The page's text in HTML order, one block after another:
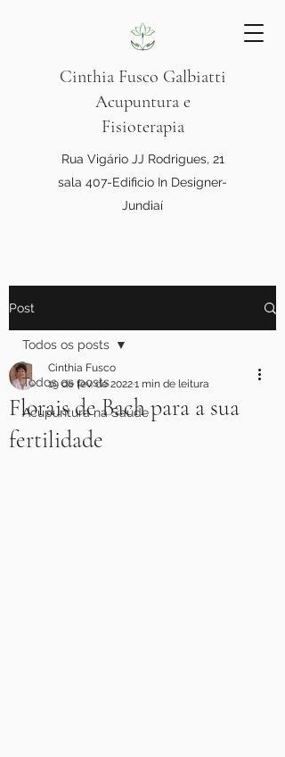
Cinthia Fusco Galbiatti
Acupuntura e
Fisioterapia
Rua Vigário JJ Rodrigues, 21
sala 407-Edificio In Designer-
Jundiaí
Post
Todos os posts
Acupuntura na Saúde
Todos os posts
Florais de Bach para a sua
fertilidade
Cinthia Fusco
19 de fev. de 20221 min de leitura